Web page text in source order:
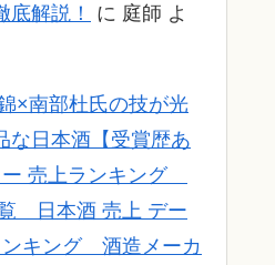
底解説！
に 庭師 よ
×南部杜氏の技が光
な日本酒【受賞歴あ
売上ランキング
日本酒 売上 デー
キング 酒造メーカ